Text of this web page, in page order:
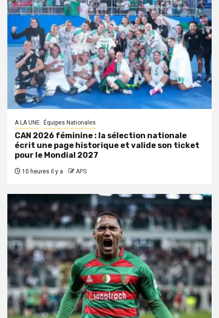
A LA UNE Équipes Nationales
CAN 2026 féminine : la sélection nationale
écrit une page historique et valide son ticket
pour le Mondial 2027
10 heures il y a APS